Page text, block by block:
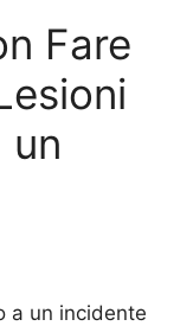
Fare
un
a un incidente